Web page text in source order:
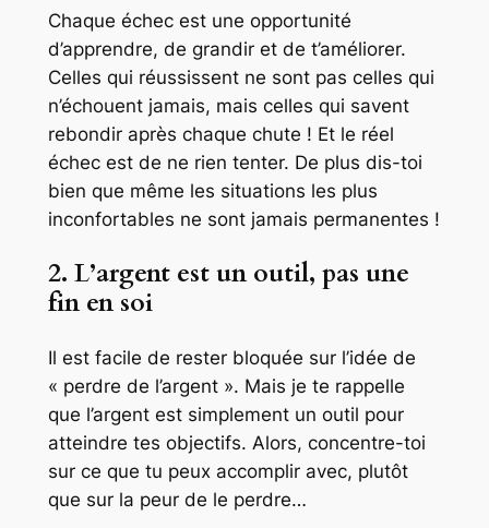
Chaque échec est une opportunité
d’apprendre, de grandir et de t’améliorer.
Celles qui réussissent ne sont pas celles qui
n’échouent jamais, mais celles qui savent
rebondir après chaque chute ! Et le réel
échec est de ne rien tenter. De plus dis-toi
bien que même les situations les plus
inconfortables ne sont jamais permanentes !
2. L’argent est un outil, pas une
fin en soi
Il est facile de rester bloquée sur l’idée de
« perdre de l’argent ». Mais je te rappelle
que l’argent est simplement un outil pour
atteindre tes objectifs. Alors, concentre-toi
sur ce que tu peux accomplir avec, plutôt
que sur la peur de le perdre…